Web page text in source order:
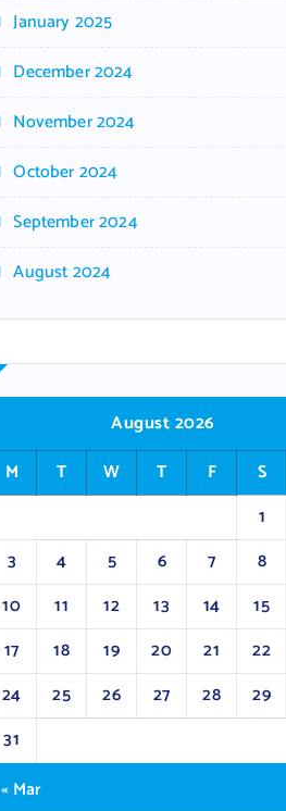
January 2025
December 2024
November 2024
October 2024
September 2024
August 2024
August 2026
M
T W T F S
1
3
4 5 6 7 8
10
11 12 13 14 15
17
18 19 20 21 22
24
25 26 27 28 29
31
« Mar